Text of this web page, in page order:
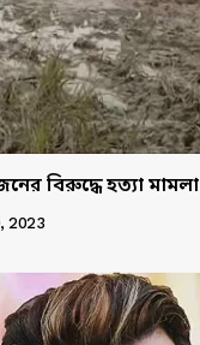
বিরুদ্ধে হত্যা মামলা
2023